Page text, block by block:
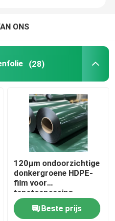
ONS
(28)
120μm ondoorzichtige
donkergroene HDPE-
film voor
tapetoepassing -
polyethyleenfilm met
hoge dichtheid
Beste prijs